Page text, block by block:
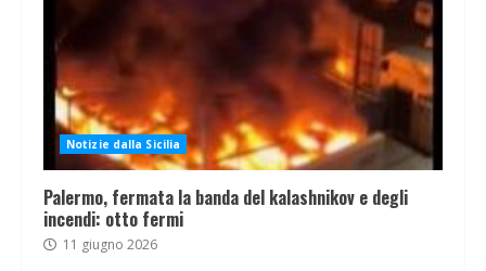
Notizie dalla Sicilia
Palermo, fermata la banda del kalashnikov e degli
incendi: otto fermi
11 giugno 2026